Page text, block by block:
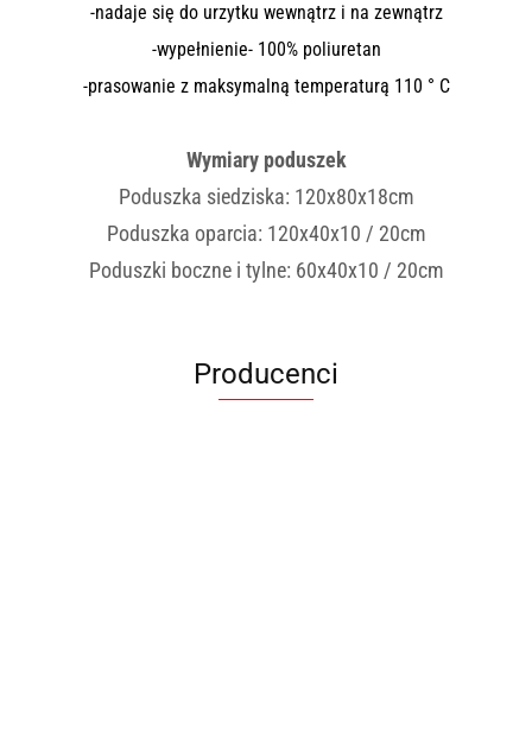
-nadaje się do urzytku wewnątrz i na zewnątrz
-wypełnienie- 100% poliuretan
-prasowanie z maksymalną temperaturą 110 ° C
Wymiary poduszek
Poduszka siedziska: 120x80x18cm
Poduszka oparcia: 120x40x10 / 20cm
Poduszki boczne i tylne: 60x40x10 / 20cm
Producenci